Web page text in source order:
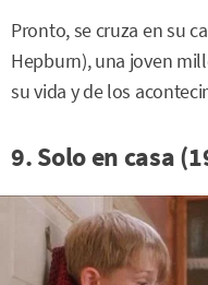
Pronto, se cruza en su
Hepburn), una joven
su vida y de los
9. Solo en casa